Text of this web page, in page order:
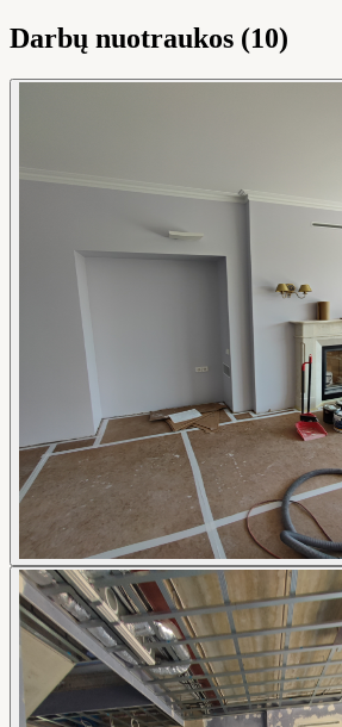
Darbų nuotraukos (10)